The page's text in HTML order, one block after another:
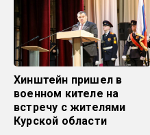
Хинштейн пришел в
военном кителе на
встречу с жителями
Курской области